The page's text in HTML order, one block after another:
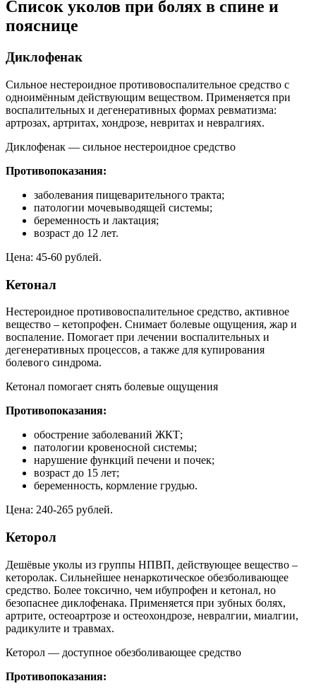
Список уколов при болях в спине и
пояснице
Диклофенак
Сильное нестероидное противовоспалительное средство с
одноимённым действующим веществом. Применяется при
воспалительных и дегенеративных формах ревматизма:
артрозах, артритах, хондрозе, невритах и невралгиях.
Диклофенак — сильное нестероидное средство
Противопоказания:
заболевания пищеварительного тракта;
патологии мочевыводящей системы;
беременность и лактация;
возраст до 12 лет.
Цена: 45-60 рублей.
Кетонал
Нестероидное противовоспалительное средство, активное
вещество – кетопрофен. Снимает болевые ощущения, жар и
воспаление. Помогает при лечении воспалительных и
дегенеративных процессов, а также для купирования
болевого синдрома.
Кетонал помогает снять болевые ощущения
Противопоказания:
обострение заболеваний ЖКТ;
патологии кровеносной системы;
нарушение функций печени и почек;
возраст до 15 лет;
беременность, кормление грудью.
Цена: 240-265 рублей.
Кеторол
Дешёвые уколы из группы НПВП, действующее вещество –
кеторолак. Сильнейшее ненаркотическое обезболивающее
средство. Более токсично, чем ибупрофен и кетонал, но
безопаснее диклофенака. Применяется при зубных болях,
артрите, остеоартрозе и остеохондрозе, невралгии, миалгии,
радикулите и травмах.
Кеторол — доступное обезболивающее средство
Противопоказания: